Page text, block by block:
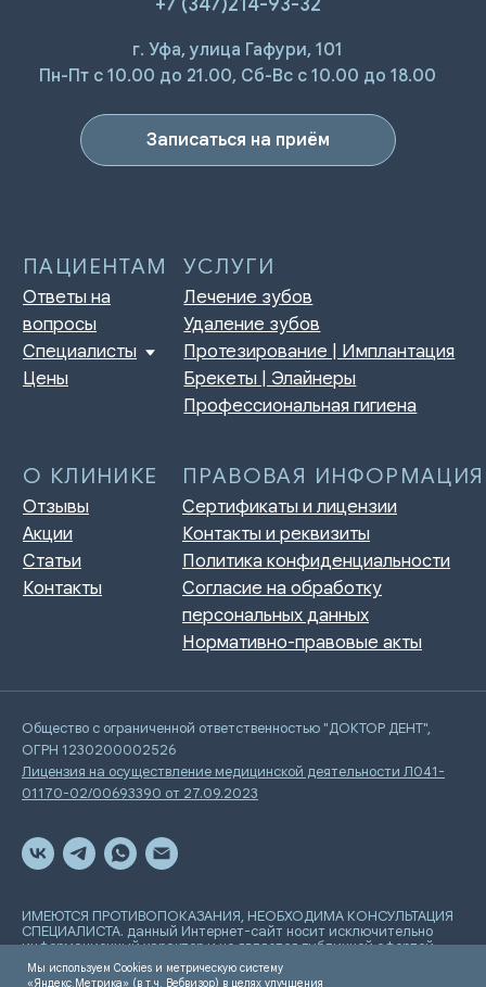
г. Уфа, улица Гафури, 101
Пн-Пт с 10.00 до 21.00, Сб-Вс с 10.00 до 18.00
Записаться на приём
Общество с ограниченной ответственностью "ДОКТОР ДЕНТ",
ОГРН 1230200002526
Лицензия на осуществление медицинской деятельности Л041-
01170-02/00693390 от 27.09.2023
ИМЕЮТСЯ ПРОТИВОПОКАЗАНИЯ, НЕОБХОДИМА КОНСУЛЬТАЦИЯ
СПЕЦИАЛИСТА. данный Интернет-сайт носит исключительно
информационный характер и не является публичной офертой,
определяемой положениями Статьи 437 Гражданского
кодекса РФ
Мы используем Cookies и метрическую систему
«Яндекс.Метрика» (в т.ч. Вебвизор) в целях улучшения